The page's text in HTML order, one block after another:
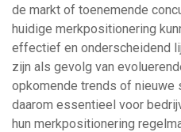
de markt of toenemende
huidige merkpositionering
effectief en onderscheidend
zijn als gevolg van
opkomende trends of nieuwe
daarom essentieel voor
hun merkpositionering